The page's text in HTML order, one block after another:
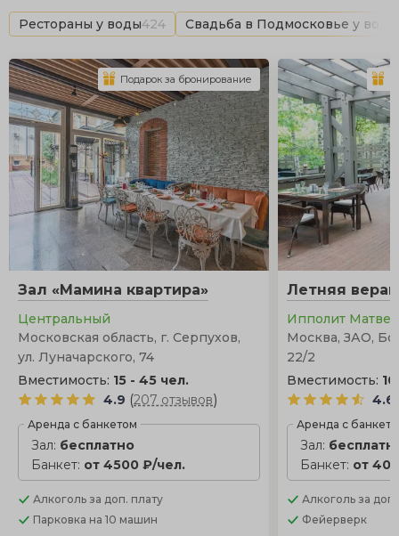
Рестораны у воды424 Свадьба в Подмосковье у воды
Зал «Мамина квартира»
Центральный
Московская область, г. Серпухов,
ул. Луначарского, 74
Вместимость: 15 - 45 чел.
4.9 (207 отзывов)
Аренда с банкетом
Зал: бесплатно
Банкет: от 4500 ₽/чел.
Алкоголь за доп. плату
Парковка на 10 машин
Подарок за бронирование
Летняя
Ипполит
Москва, ЗАО,
22/2
Вместимость:
4.6
Аренда с
Зал:
Банкет: от
Алкоголь за
Фейерверк